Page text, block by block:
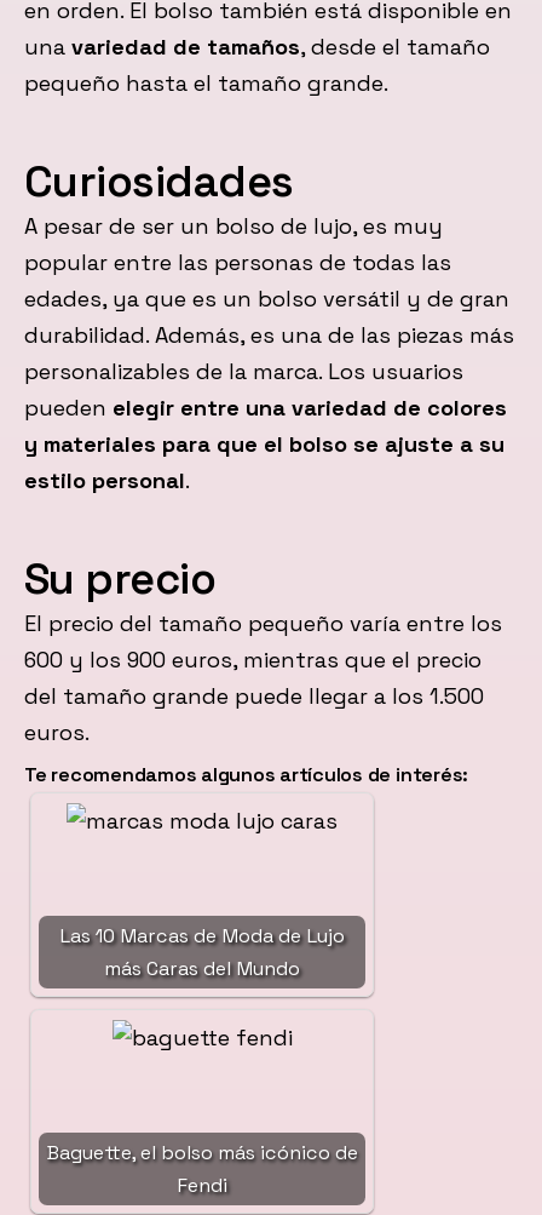
en orden. El bolso también está disponible en
una variedad de tamaños, desde el tamaño
pequeño hasta el tamaño grande.
Curiosidades
A pesar de ser un bolso de lujo, es muy
popular entre las personas de todas las
edades, ya que es un bolso versátil y de gran
durabilidad. Además, es una de las piezas más
personalizables de la marca. Los usuarios
pueden elegir entre una variedad de colores
y materiales para que el bolso se ajuste a su
estilo personal.
Su precio
El precio del tamaño pequeño varía entre los
600 y los 900 euros, mientras que el precio
del tamaño grande puede llegar a los 1.500
euros.
Te recomendamos algunos artículos de interés:
Las 10 Marcas de Moda de Lujo
más Caras del Mundo
Baguette, el bolso más icónico de
Fendi